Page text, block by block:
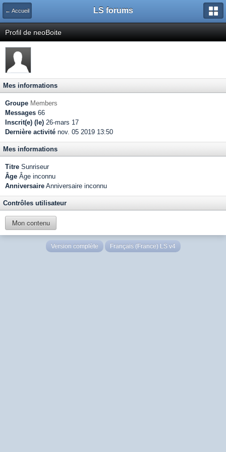
← Accueil LS forums
Profil de neoBoite
Mes informations
Groupe Members
Messages 66
Inscrit(e) (le) 26-mars 17
Dernière activité nov. 05 2019 13:50
Mes informations
Titre Sunriseur
Âge Âge inconnu
Anniversaire Anniversaire inconnu
Contrôles utilisateur
Mon contenu
Version complète Français (France) LS v4